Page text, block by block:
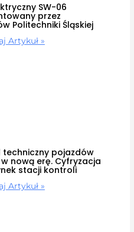
SW-06
przez
Politechniki Śląskiej
Artykuł »
techniczny pojazdów
nową erę. Cyfryzacja
stacji kontroli
Artykuł »